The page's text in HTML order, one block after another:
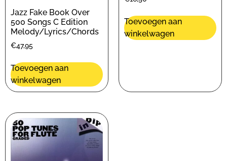
Jazz Fake Book Over
500 Songs C Edition
Melody/Lyrics/Chords
€47,95
Toevoegen aan
winkelwagen
Toevoegen aan
winkelwagen